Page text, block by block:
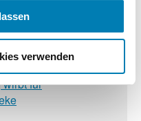
verwenden
für